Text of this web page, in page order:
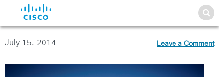
July 15, 2014 Leave a Comment